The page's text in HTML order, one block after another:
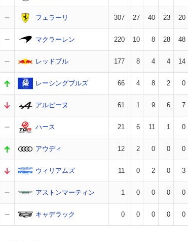
フェラーリ 307 27 40 23 20
マクラーレン 220 10 8 28 48
レッドブル 177 8 4 4 14
レーシングブルズ 66 4 8 2 0
アルピーヌ 61 1 9 6 7
ハース 21 6 11 1 0
アウディ 12 2 0 0 0
ウィリアムズ 11 0 2 0 3
アストンマーティン 1 0 0 0 0
キャデラック 0 0 0 0 0